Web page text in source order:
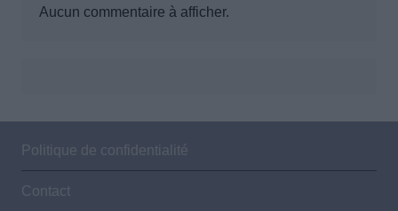
Aucun commentaire à afficher.
Politique de confidentialité
Contact